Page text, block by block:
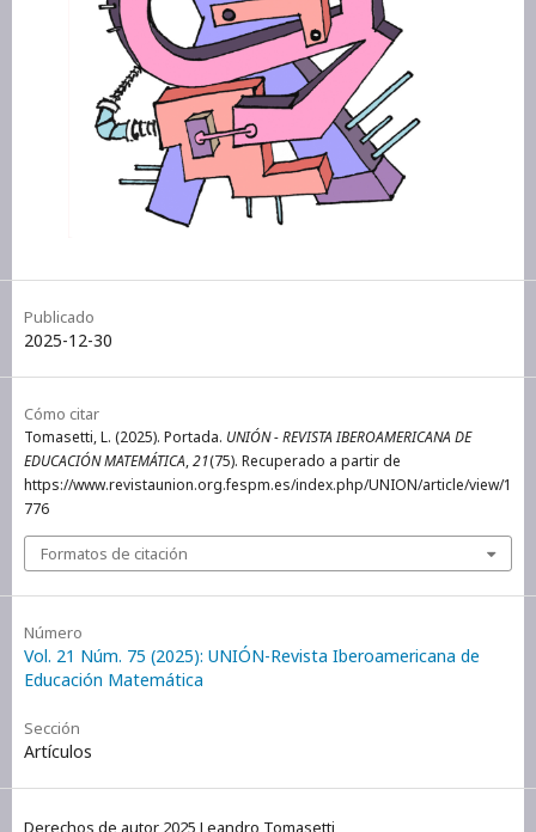
Publicado
2025-12-30
Cómo citar
Tomasetti, L. (2025). Portada. UNIÓN - REVISTA IBEROAMERICANA DE
EDUCACIÓN MATEMÁTICA,21(75). Recuperado a partir de
https://www.revistaunion.org.fespm.es/index.php/UNION/article/view/1
776
Formatos de citación
Número
Vol. 21 Núm. 75 (2025): UNIÓN-Revista Iberoamericana de
Educación Matemática
Sección
Artículos
Derechos de autor 2025 Leandro Tomasetti